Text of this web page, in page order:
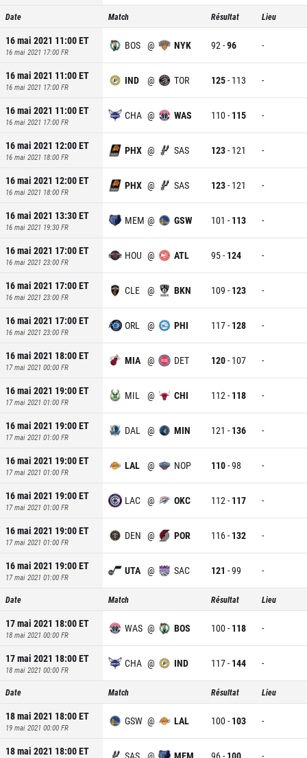
Date Match Résultat Lieu
16 mai 2021 11:00ET
16 mai 2021 17:00 FR
BOS @ NYK 92-96 -
16 mai 2021 11:00ET
16 mai 2021 17:00 FR
IND @ TOR 125- 113 -
16 mai 2021 11:00ET
16 mai 2021 17:00 FR
CHA @ WAS 110- 115 -
16 mai 2021 12:00ET
16 mai 2021 18:00 FR
PHX @ SAS 123- 121 -
16 mai 2021 12:00ET
16 mai 2021 18:00 FR
PHX @ SAS 123- 121 -
16 mai 2021 13:30ET
16 mai 2021 19:30 FR
MEM @ GSW 101 - 113 -
16 mai 2021 17:00ET
16 mai 2021 23:00 FR
HOU @ ATL 95- 124 -
16 mai 2021 17:00ET
16 mai 2021 23:00 FR
CLE @ BKN 109 - 123 -
16 mai 2021 17:00ET
16 mai 2021 23:00 FR
ORL @ PHI 117- 128 -
16 mai 2021 18:00ET
17 mai 2021 00:00 FR
MIA @ DET 120- 107 -
16 mai 2021 19:00ET
17 mai 2021 01:00 FR
MIL @ CHI 112- 118 -
16 mai 2021 19:00ET
17 mai 2021 01:00 FR
DAL @ MIN 121 - 136 -
16 mai 2021 19:00ET
17 mai 2021 01:00 FR
LAL @ NOP 110-98 -
16 mai 2021 19:00ET
17 mai 2021 01:00 FR
LAC @ OKC 112- 117 -
16 mai 2021 19:00ET
17 mai 2021 01:00 FR
DEN @ POR 116- 132 -
16 mai 2021 19:00ET
17 mai 2021 01:00 FR
UTA @ SAC 121 -99 -
Date Match Résultat Lieu
17 mai 2021 18:00ET
18 mai 2021 00:00 FR
WAS @ BOS 100- 118 -
17 mai 2021 18:00ET
18 mai 2021 00:00 FR
CHA @ IND 117- 144 -
Date Match Résultat Lieu
18 mai 2021 18:00ET
19 mai 2021 00:00 FR
GSW @ LAL 100- 103 -
18 mai 2021 18:00ET